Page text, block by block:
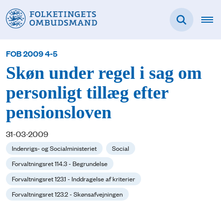
FOB 2009 4-5
Skøn under regel i sag om
personligt tillæg efter
pensionsloven
31-03-2009
Indenrigs- og Socialministeriet
Social
Forvaltningsret 114.3 - Begrundelse
Forvaltningsret 123.1 - Inddragelse af kriterier
Forvaltningsret 123.2 - Skønsafvejningen